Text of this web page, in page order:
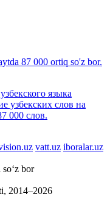
87 000 ortiq so'z bor.
языка
узбекских слов на
000 слов.
vatt.uz iboralar.uz
so‘z bor
2014–2026